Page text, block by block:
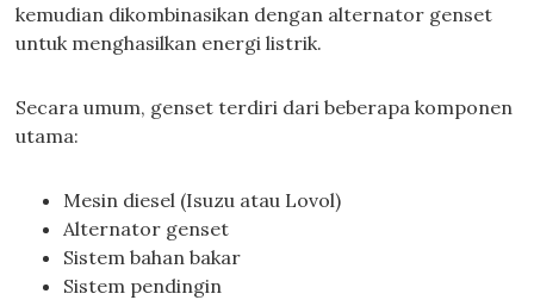
kemudian dikombinasikan dengan alternator genset
untuk menghasilkan energi listrik.
Secara umum, genset terdiri dari beberapa komponen
utama:
Mesin diesel (Isuzu atau Lovol)
Alternator genset
Sistem bahan bakar
Sistem pendingin